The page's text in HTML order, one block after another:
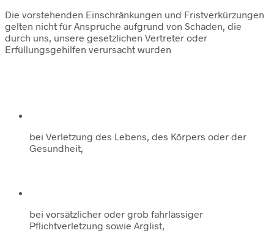
Die vorstehenden Einschränkungen und Fristverkürzungen
gelten nicht für Ansprüche aufgrund von Schäden, die
durch uns, unsere gesetzlichen Vertreter oder
Erfüllungsgehilfen verursacht wurden
bei Verletzung des Lebens, des Körpers oder der
Gesundheit,
bei vorsätzlicher oder grob fahrlässiger
Pflichtverletzung sowie Arglist,